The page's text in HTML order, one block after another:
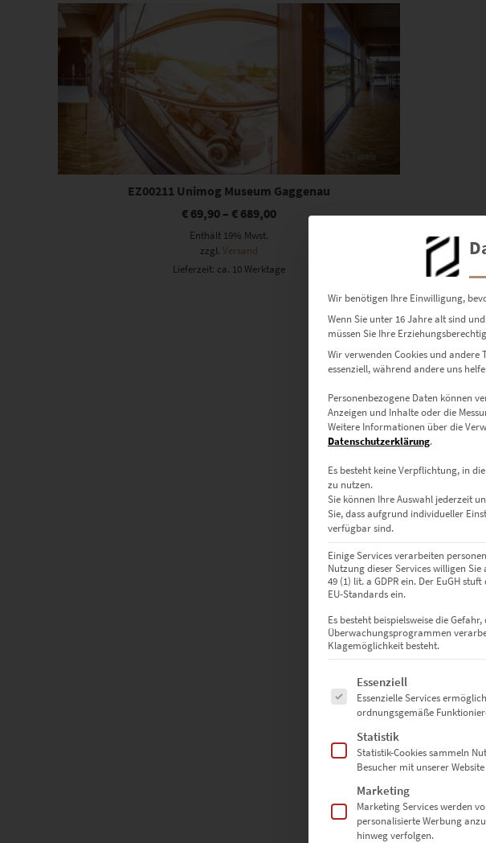
EZ00211 Unimog Museum Gaggenau
€ 69,90 –€ 689,00
Enthält 19% Mwst.
zzgl.Versand
Lieferzeit: ca. 10 Werktage
Wir benötigen Ihre Einwilligung,
Wenn Sie unter 16 Jahre alt sind
müssen Sie Ihre
Wir verwenden Cookies und andere
essenziell, während andere uns
Personenbezogene Daten können
Anzeigen und Inhalte oder die
Weitere Informationen über die
Datenschutzerklärung.
Es besteht keine Verpflichtung, in
zu nutzen.
Sie können Ihre Auswahl jederzeit
Sie, dass aufgrund individueller
verfügbar sind.
Einige Services verarbeiten
Nutzung dieser Services willigen
49 (1) lit. a GDPR ein. Der EuGH
EU-Standards ein.
Es besteht beispielsweise die
Überwachungsprogrammen
Klagemöglichkeit besteht.
Es folgt eine Liste der
Essenziell
Essenzielle Services
ordnungsgemäße
Statistik
Statistik-Cookies sammeln
Besucher mit unserer
Marketing
Marketing Services werden
personalisierte Werbung
hinweg verfolgen.